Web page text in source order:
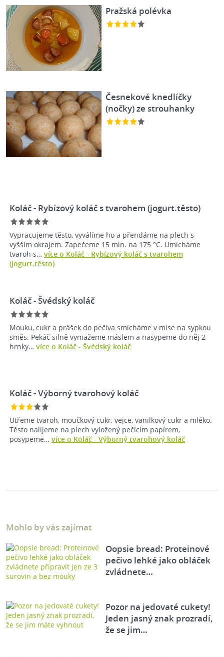
Pražská polévka
Česnekové knedlíčky
(nočky) ze strouhanky
Koláč - Rybízový koláč s tvarohem (jogurt.těsto)
Vypracujeme těsto, vyválíme ho a přendáme na plech s
vyšším okrajem. Zapečeme 15 min. na 175 °C. Umícháme
tvaroh s… více o Koláč - Rybízový koláč s tvarohem
(jogurt.těsto)
Koláč - Švédský koláč
Mouku, cukr a prášek do pečiva smícháme v míse na sypkou
směs. Pekáč silně vymažeme máslem a nasypeme do něj 2
hrnky… více o Koláč - Švédský koláč
Koláč - Výborný tvarohový koláč
Utřeme tvaroh, moučkový cukr, vejce, vanilkový cukr a mléko.
Těsto nalijeme na plech vyložený pečícím papírem,
posypeme… více o Koláč - Výborný tvarohový koláč
Mohlo by vás zajímat
Oopsie bread: Proteinové
pečivo lehké jako obláček
zvládnete…
Pozor na jedovaté cukety!
Jeden jasný znak prozradí,
že se jim…